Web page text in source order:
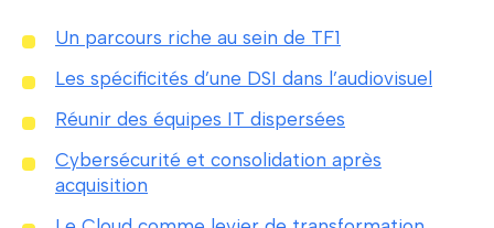
Un parcours riche au sein de TF1
Les spécificités d’une DSI dans l’audiovisuel
Réunir des équipes IT dispersées
Cybersécurité et consolidation après
acquisition